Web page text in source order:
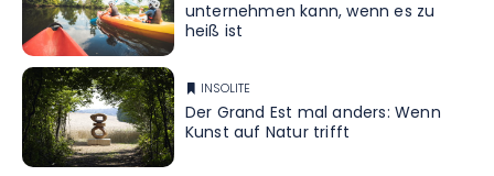
unternehmen kann, wenn es zu
heiß ist
INSOLITE
Der Grand Est mal anders: Wenn
Kunst auf Natur trifft